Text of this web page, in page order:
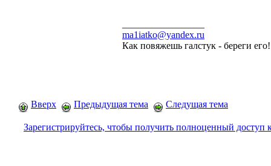
ma1iatko@yandex.ru
Как повяжешь галстук - береги
Вверх Предыдущая тема Следущая тема
Зарегистрируйтесь, чтобы получить полноценный доступ